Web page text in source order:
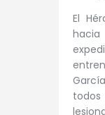
El
todos